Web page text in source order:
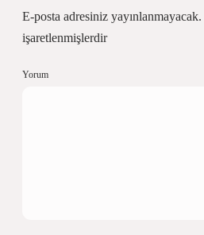
E-posta adresiniz yayınlanmayacak.
işaretlenmişlerdir
Yorum